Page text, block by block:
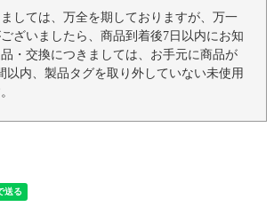
しては、万全を期しておりますが、万一
ざいましたら、商品到着後7日以内にお知
・交換につきましては、お手元に商品が
以内、製品タグを取り外していない未使用